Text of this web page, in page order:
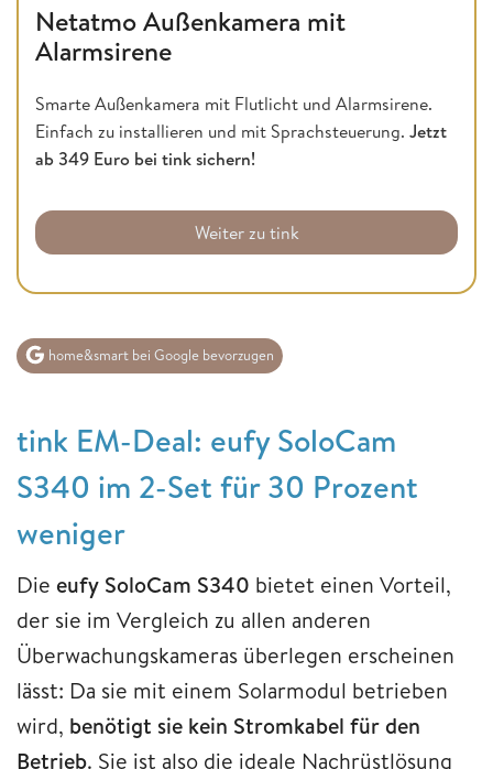
Netatmo Außenkamera mit
Alarmsirene
Smarte Außenkamera mit Flutlicht und Alarmsirene.
Einfach zu installieren und mit Sprachsteuerung. Jetzt
ab 349 Euro bei tink sichern!
Weiter zu tink
home&smart bei Google bevorzugen
tink EM-Deal: eufy SoloCam
S340 im 2-Set für 30 Prozent
weniger
Die eufy SoloCam S340 bietet einen Vorteil,
der sie im Vergleich zu allen anderen
Überwachungskameras überlegen erscheinen
lässt: Da sie mit einem Solarmodul betrieben
wird, benötigt sie kein Stromkabel für den
Betrieb. Sie ist also die ideale Nachrüstlösung